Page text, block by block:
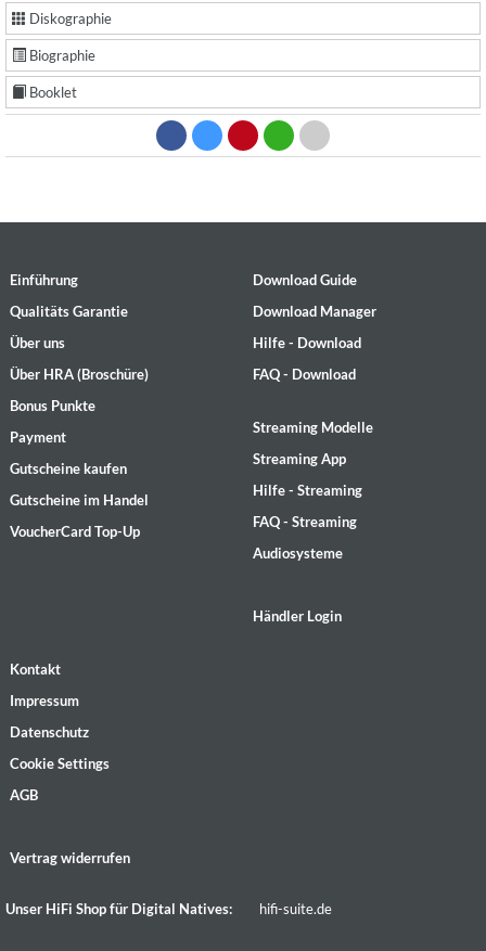
Diskographie
Biographie
Booklet
Einführung
Qualitäts Garantie
Über uns
Über HRA (Broschüre)
Bonus Punkte
Payment
Gutscheine kaufen
Gutscheine im Handel
VoucherCard Top-Up
Download Guide
Download Manager
Hilfe - Download
FAQ - Download
Streaming Modelle
Streaming App
Hilfe - Streaming
FAQ - Streaming
Audiosysteme
Händler Login
Kontakt
Impressum
Datenschutz
Cookie Settings
AGB
Vertrag widerrufen
Unser HiFi Shop für Digital Natives: hifi-suite.de